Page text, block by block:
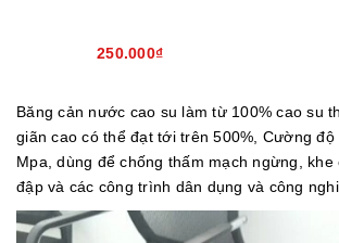
250.000₫
Băng cản nước cao su làm từ 100% cao su
giãn cao có thể đạt tới trên 500%, Cường
Mpa, dùng để chống thấm mạch ngừng, khe
đập và các công trình dân dụng và công